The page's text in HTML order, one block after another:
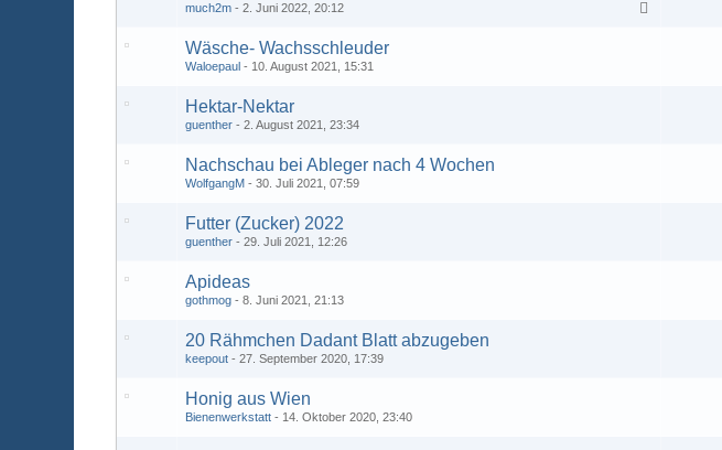
much2m 2. Juni 2022, 20:12
Wäsche- Wachsschleuder
Waloepaul 10. August 2021, 15:31
Hektar-Nektar
guenther 2. August 2021, 23:34
Nachschau bei Ableger nach 4 Wochen
WolfgangM 30. Juli 2021, 07:59
Futter (Zucker) 2022
guenther 29. Juli 2021, 12:26
Apideas
gothmog 8. Juni 2021, 21:13
20 Rähmchen Dadant Blatt abzugeben
keepout 27. September 2020, 17:39
Honig aus Wien
Bienenwerkstatt 14. Oktober 2020, 23:40